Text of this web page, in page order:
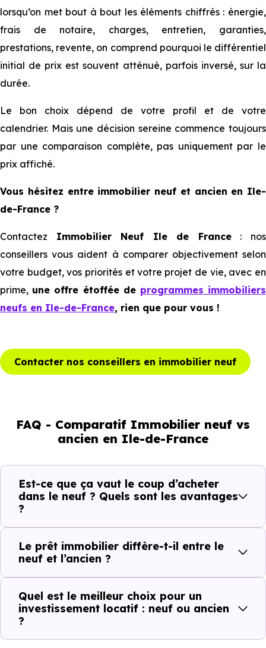
lorsqu’on met bout à bout les éléments chiffrés : énergie,
frais de notaire, charges, entretien, garanties,
prestations, revente, on comprend pourquoi le différentiel
initial de prix est souvent atténué, parfois inversé, sur la
durée.
Le bon choix dépend de votre profil et de votre
calendrier. Mais une décision sereine commence toujours
par une comparaison complète, pas uniquement par le
prix affiché.
Vous hésitez entre immobilier neuf et ancien en Ile-
de-France ?
Contactez Immobilier Neuf Ile de France: nos
conseillers vous aident à comparer objectivement selon
votre budget, vos priorités et votre projet de vie, avec en
prime, une offre étoffée de programmes immobiliers
neufs en Ile-de-France, rien que pour vous !
Contacter nos conseillers en immobilier neuf
FAQ - Comparatif Immobilier neuf vs
ancien en Ile-de-France
Est-ce que ça vaut le coup d’acheter
dans le neuf ? Quels sont les avantages
?
Le prêt immobilier diffère-t-il entre le
neuf et l’ancien ?
Quel est le meilleur choix pour un
investissement locatif : neuf ou ancien
?